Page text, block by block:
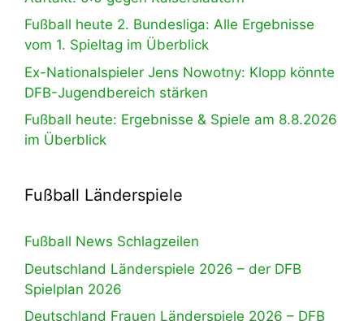
Fußball heute 2. Bundesliga: Alle Ergebnisse
vom 1. Spieltag im Überblick
Ex-Nationalspieler Jens Nowotny: Klopp könnte
DFB-Jugendbereich stärken
Fußball heute: Ergebnisse & Spiele am 8.8.2026
im Überblick
Fußball Länderspiele
Fußball News Schlagzeilen
Deutschland Länderspiele 2026 – der DFB
Spielplan 2026
Deutschland Frauen Länderspiele 2026 – DFB